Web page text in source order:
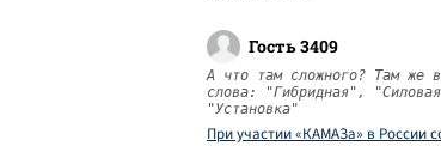
Гость 3409
А что там сложного? Там же
слова: "Гибридная",
"Установка"
При участии «КАМАЗа» в России